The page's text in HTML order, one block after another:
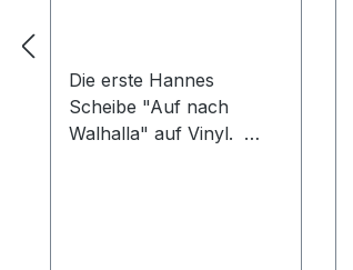
Die erste Hannes
Scheibe "Auf nach
Walhalla" auf Vinyl.